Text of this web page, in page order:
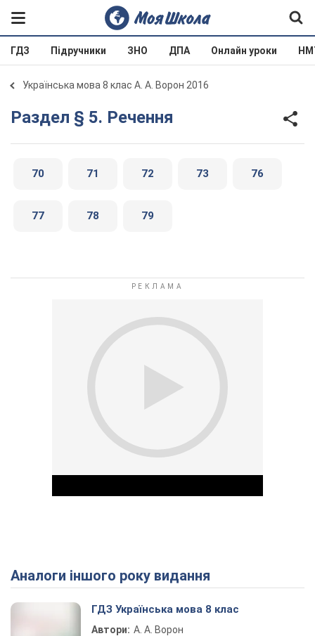
ГДЗ Підручники ЗНО ДПА Онлайн уроки
Українська мова 8 клас А. А. Ворон 2016
Раздел § 5. Речення
70 71 72 73 76
77 78 79
Play Video
Аналоги іншого року видання
ГДЗ Українська мова 8 клас
Автори: А. А. Ворон